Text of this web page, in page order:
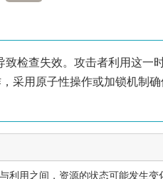
检查失效。攻击者利用这一
采用原子性操作或加锁机制
利用之间，资源的状态可能发生